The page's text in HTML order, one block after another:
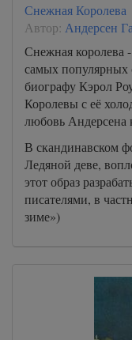
Снежная Королева
Автор: Андерсен
Снежная королева
самых популярных
биографу Кэрол
Королевы с её
любовь
В скандинавском
Ледяной деве,
этот образ
писателями, в
зиме»)